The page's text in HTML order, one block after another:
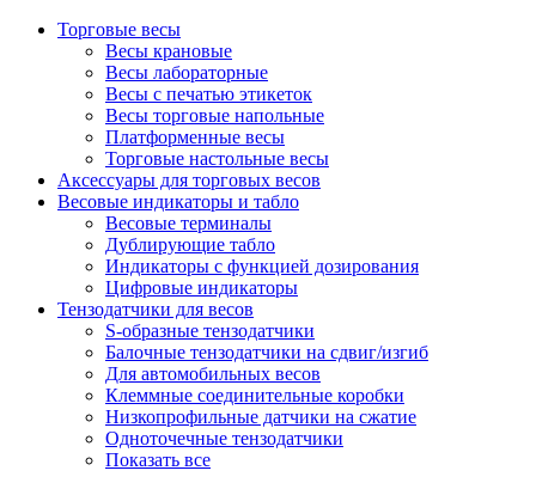
Торговые весы
Весы крановые
Весы лабораторные
Весы с печатью этикеток
Весы торговые напольные
Платформенные весы
Торговые настольные весы
Аксессуары для торговых весов
Весовые индикаторы и табло
Весовые терминалы
Дублирующие табло
Индикаторы с функцией дозирования
Цифровые индикаторы
Тензодатчики для весов
S-образные тензодатчики
Балочные тензодатчики на сдвиг/изгиб
Для автомобильных весов
Клеммные соединительные коробки
Низкопрофильные датчики на сжатие
Одноточечные тензодатчики
Показать все